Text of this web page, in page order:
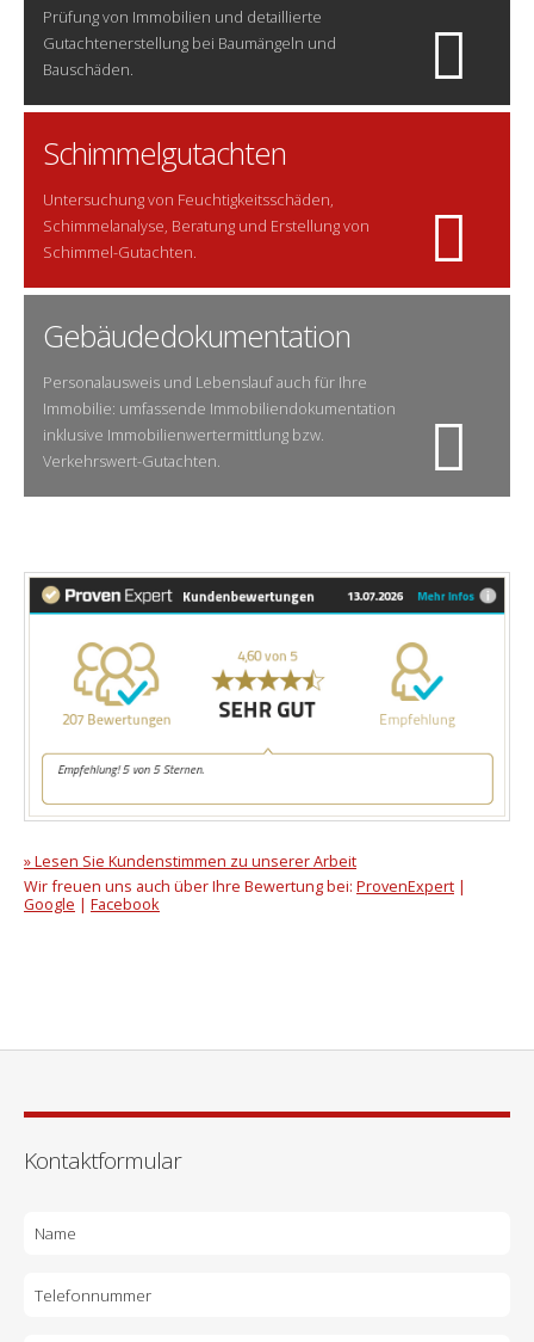
Prüfung von Immobilien und detaillierte
Gutachtenerstellung bei Baumängeln und
Bauschäden.
Schimmelgutachten
Untersuchung von Feuchtigkeitsschäden,
Schimmelanalyse, Beratung und Erstellung von
Schimmel-Gutachten.
Gebäudedokumentation
Personalausweis und Lebenslauf auch für Ihre
Immobilie: umfassende Immobiliendokumentation
inklusive Immobilienwertermittlung bzw.
Verkehrswert-Gutachten.
» Lesen Sie Kundenstimmen zu unserer Arbeit
Wir freuen uns auch über Ihre Bewertung bei: ProvenExpert |
Google | Facebook
Kontaktformular